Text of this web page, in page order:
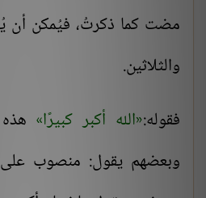
مضت كما ذكرتُ، فيُمكن أن
والثلاثين.
فقوله: الله أكبر كبيرًا
وبعضهم يقول: منصوب على